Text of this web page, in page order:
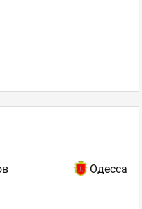
Одесса